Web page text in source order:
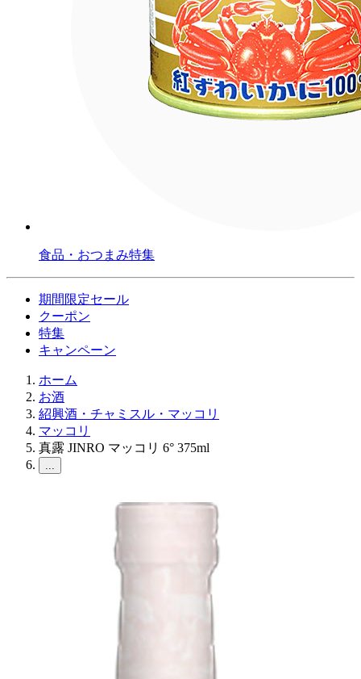
食品・おつまみ特集
期間限定セール
クーポン
特集
キャンペーン
ホーム
お酒
紹興酒・チャミスル・マッコリ
マッコリ
真露 JINRO マッコリ 6° 375ml
...